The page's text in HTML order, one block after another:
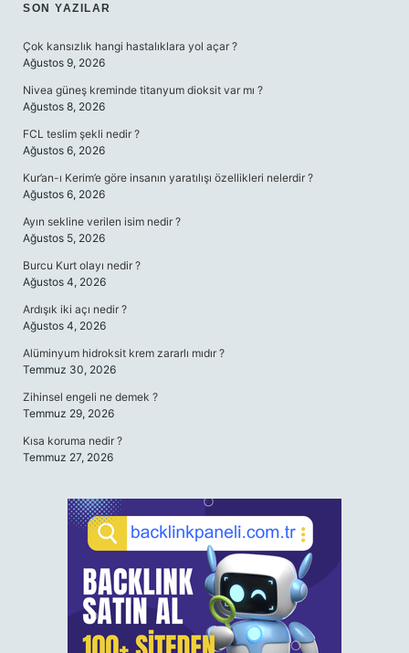
SIDEBAR
SON YAZILAR
Çok kansızlık hangi hastalıklara yol açar ?
Ağustos 9, 2026
Nivea güneş kreminde titanyum dioksit var mı ?
Ağustos 8, 2026
FCL teslim şekli nedir ?
Ağustos 6, 2026
Kur’an-ı Kerim’e göre insanın yaratılışı özellikleri nelerdir ?
Ağustos 6, 2026
Ayın sekline verilen isim nedir ?
Ağustos 5, 2026
Burcu Kurt olayı nedir ?
Ağustos 4, 2026
Ardışık iki açı nedir ?
Ağustos 4, 2026
Alüminyum hidroksit krem zararlı mıdır ?
Temmuz 30, 2026
Zihinsel engeli ne demek ?
Temmuz 29, 2026
Kısa koruma nedir ?
Temmuz 27, 2026